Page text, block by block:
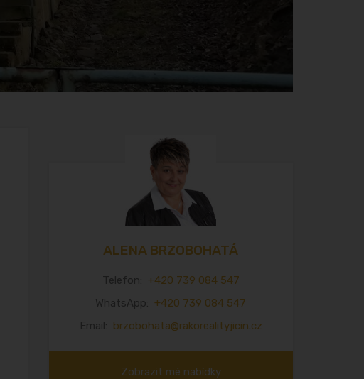
ALENA BRZOBOHATÁ
Telefon: +420 739 084 547
WhatsApp: +420 739 084 547
Email: brzobohata@rakorealityjicin.cz
Zobrazit mé nabídky